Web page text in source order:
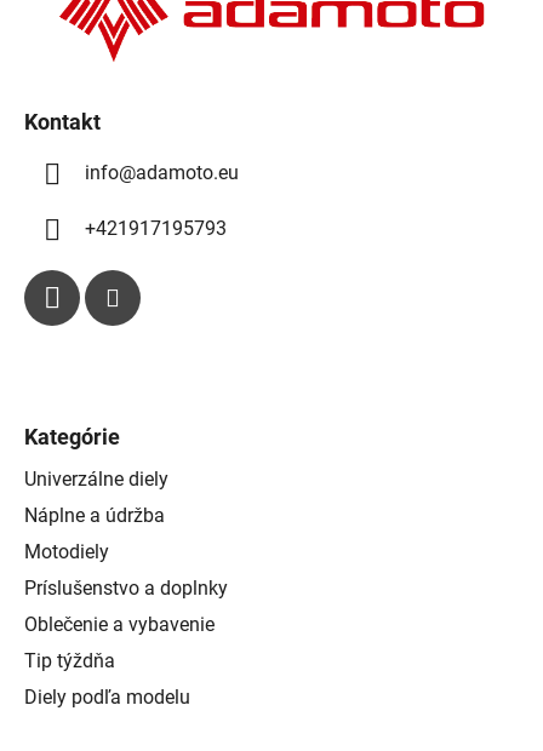
e
Kontakt
info@adamoto.eu
+421917195793
Kategórie
Univerzálne diely
Náplne a údržba
Motodiely
Príslušenstvo a doplnky
Oblečenie a vybavenie
Tip týždňa
Diely podľa modelu